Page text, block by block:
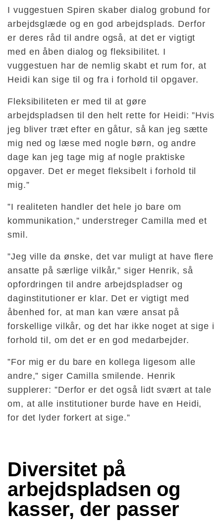
I vuggestuen Spiren skaber dialog grobund for
arbejdsglæde og en god arbejdsplads. Derfor
er deres råd til andre også, at det er vigtigt
med en åben dialog og fleksibilitet. I
vuggestuen har de nemlig skabt et rum for, at
Heidi kan sige til og fra i forhold til opgaver.
Fleksibiliteten er med til at gøre
arbejdspladsen til den helt rette for Heidi: ”Hvis
jeg bliver træt efter en gåtur, så kan jeg sætte
mig ned og læse med nogle børn, og andre
dage kan jeg tage mig af nogle praktiske
opgaver. Det er meget fleksibelt i forhold til
mig.”
”I realiteten handler det hele jo bare om
kommunikation,” understreger Camilla med et
smil.
”Jeg ville da ønske, det var muligt at have flere
ansatte på særlige vilkår,” siger Henrik, så
opfordringen til andre arbejdspladser og
daginstitutioner er klar. Det er vigtigt med
åbenhed for, at man kan være ansat på
forskellige vilkår, og det har ikke noget at sige i
forhold til, om det er en god medarbejder.
”For mig er du bare en kollega ligesom alle
andre,” siger Camilla smilende. Henrik
supplerer: ”Derfor er det også lidt svært at tale
om, at alle institutioner burde have en Heidi,
for det lyder forkert at sige.”
Diversitet på
arbejdspladsen og
kasser, der passer